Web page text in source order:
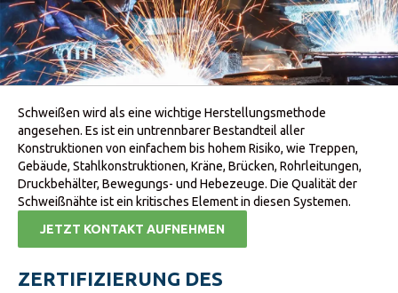
Schweißen wird als eine wichtige Herstellungsmethode
angesehen. Es ist ein untrennbarer Bestandteil aller
Konstruktionen von einfachem bis hohem Risiko, wie Treppen,
Gebäude, Stahlkonstruktionen, Kräne, Brücken, Rohrleitungen,
Druckbehälter, Bewegungs- und Hebezeuge. Die Qualität der
Schweißnähte ist ein kritisches Element in diesen Systemen.
JETZT KONTAKT AUFNEHMEN
ZERTIFIZIERUNG DES